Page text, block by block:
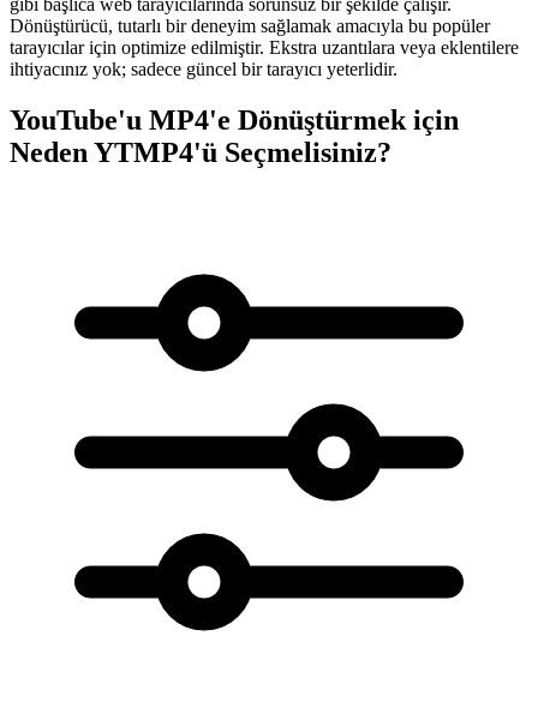
Dönüştürücü, tutarlı bir deneyim sağlamak amacıyla bu popüler
tarayıcılar için optimize edilmiştir. Ekstra uzantılara veya eklentilere
ihtiyacınız yok; sadece güncel bir tarayıcı yeterlidir.
YouTube'u MP4'e Dönüştürmek için
Neden YTMP4'ü Seçmelisiniz?